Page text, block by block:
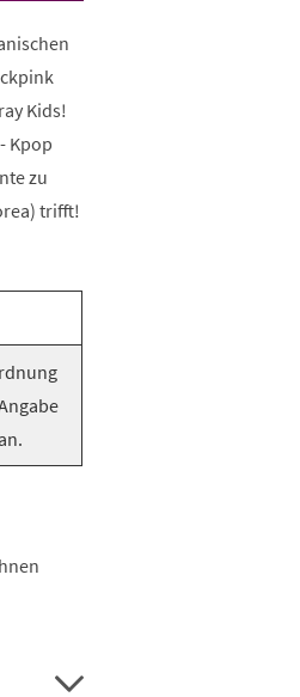
Kids!
Kpop
zu
trifft!